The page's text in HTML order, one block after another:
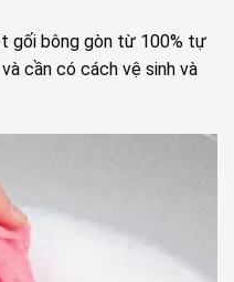
gối bông gòn từ 100% tự
cần có cách vệ sinh và